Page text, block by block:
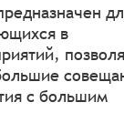
в
с большим